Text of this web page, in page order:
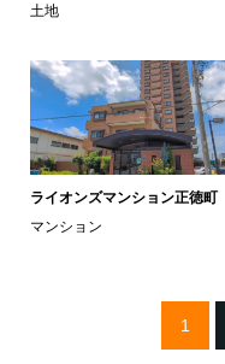
土地
ライオンズマンション正徳町
マンション
1